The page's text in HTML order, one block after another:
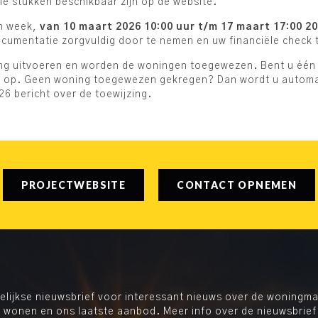
stukken beschikbaar zijn op de website.
week, van 10 maart 2026 10:00 uur t/m 17 maart 17:00
zorgvuldig door te nemen en uw financiële check
uitvoeren en worden de woningen toegewezen. Bent u één
Geen woning toegewezen gekregen? Dan wordt u
bericht over de toewijzing.
PROJECTWEBSITE CONTACT OPNEMEN
nieuwsbrief voor interessant nieuws over de
wonen en ons laatste aanbod. Meer info over de